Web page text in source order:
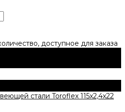
доступное для заказа
стали Toroflex 115х2,4х22